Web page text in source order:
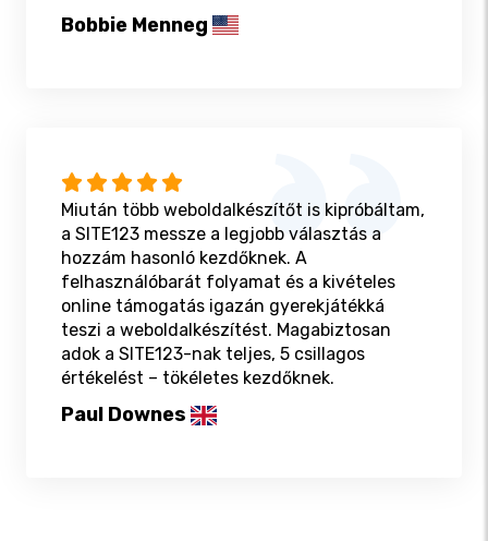
Bobbie Menneg
Miután több weboldalkészítőt is kipróbáltam,
a SITE123 messze a legjobb választás a
hozzám hasonló kezdőknek. A
felhasználóbarát folyamat és a kivételes
online támogatás igazán gyerekjátékká
teszi a weboldalkészítést. Magabiztosan
adok a SITE123-nak teljes, 5 csillagos
értékelést – tökéletes kezdőknek.
Paul Downes